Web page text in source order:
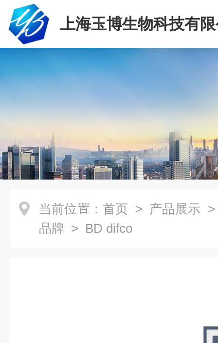
上海玉博生物科技有
当前位置： 首页 > 产品展示
品牌 > BD difco